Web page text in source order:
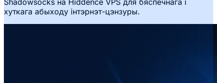
хуткага абыходу інтэрнэт-цэнзуры.